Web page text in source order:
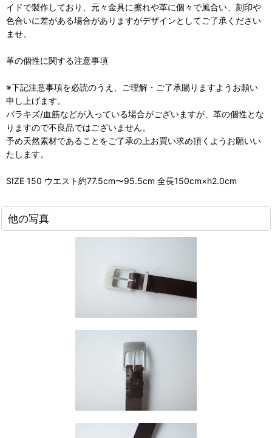
イドで製作しており、元々金具に擦れや革に個々で風合い、刻印や
色合いに差がある場合がありますがデザインとしてご了承ください
ませ。
革の個性に関する注意事項
※下記注意事項を必読のうえ、ご理解・ご了承賜りますようお願い
申し上げます。
バラキズ/血筋などが入っている場合がございますが、革の個性とな
りますので不良品ではございません。
予め天然素材であることをご了承の上お買い求め頂くようお願いい
たします。
SIZE 150 ウエスト約77.5cm〜95.5cm 全長150cm×h2.0cm
他の写真